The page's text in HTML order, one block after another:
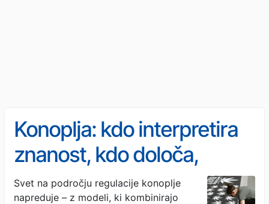
Konoplja: kdo interpretira
znanost, kdo določa,
katera stroka je legitimna?
Svet na področju regulacije konoplje
napreduje – z modeli, ki kombinirajo